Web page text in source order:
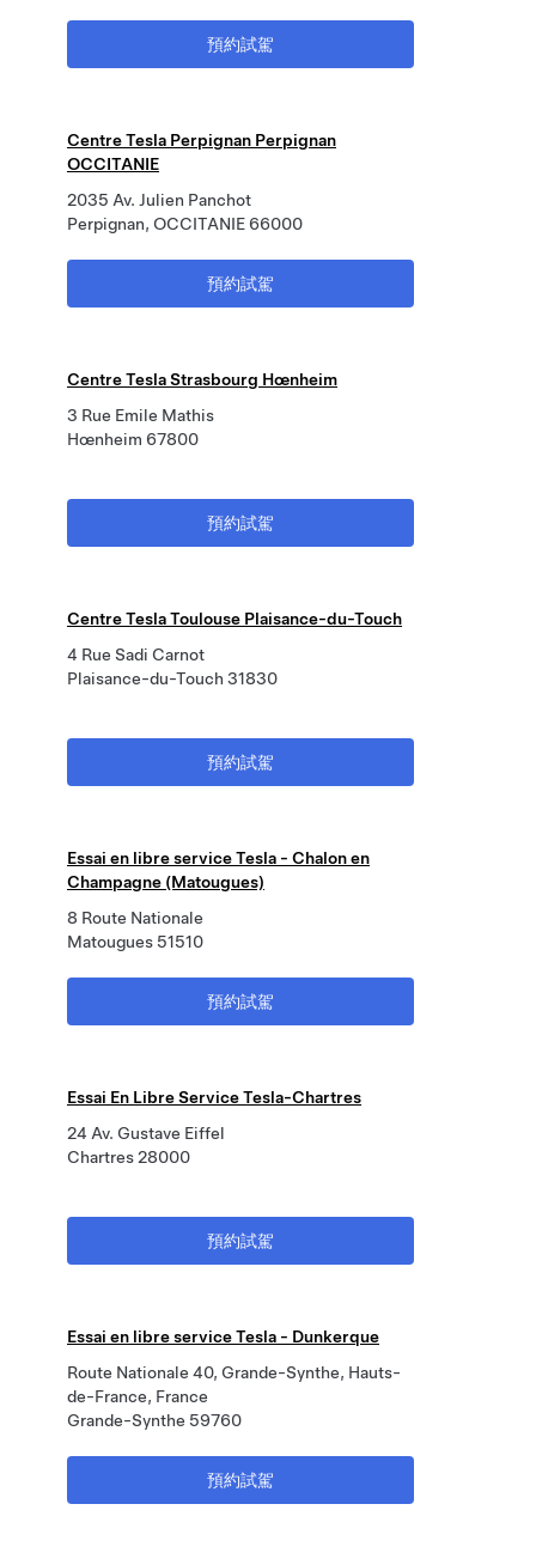
預約試駕
Centre Tesla Perpignan Perpignan
OCCITANIE
2035 Av. Julien Panchot
Perpignan, OCCITANIE 66000
預約試駕
Centre Tesla Strasbourg Hœnheim
3 Rue Emile Mathis
Hœnheim 67800
預約試駕
Centre Tesla Toulouse Plaisance-du-Touch
4 Rue Sadi Carnot
Plaisance-du-Touch 31830
預約試駕
Essai en libre service Tesla - Chalon en
Champagne (Matougues)
8 Route Nationale
Matougues 51510
預約試駕
Essai En Libre Service Tesla-Chartres
24 Av. Gustave Eiffel
Chartres 28000
預約試駕
Essai en libre service Tesla - Dunkerque
Route Nationale 40, Grande-Synthe, Hauts-
de-France, France
Grande-Synthe 59760
預約試駕